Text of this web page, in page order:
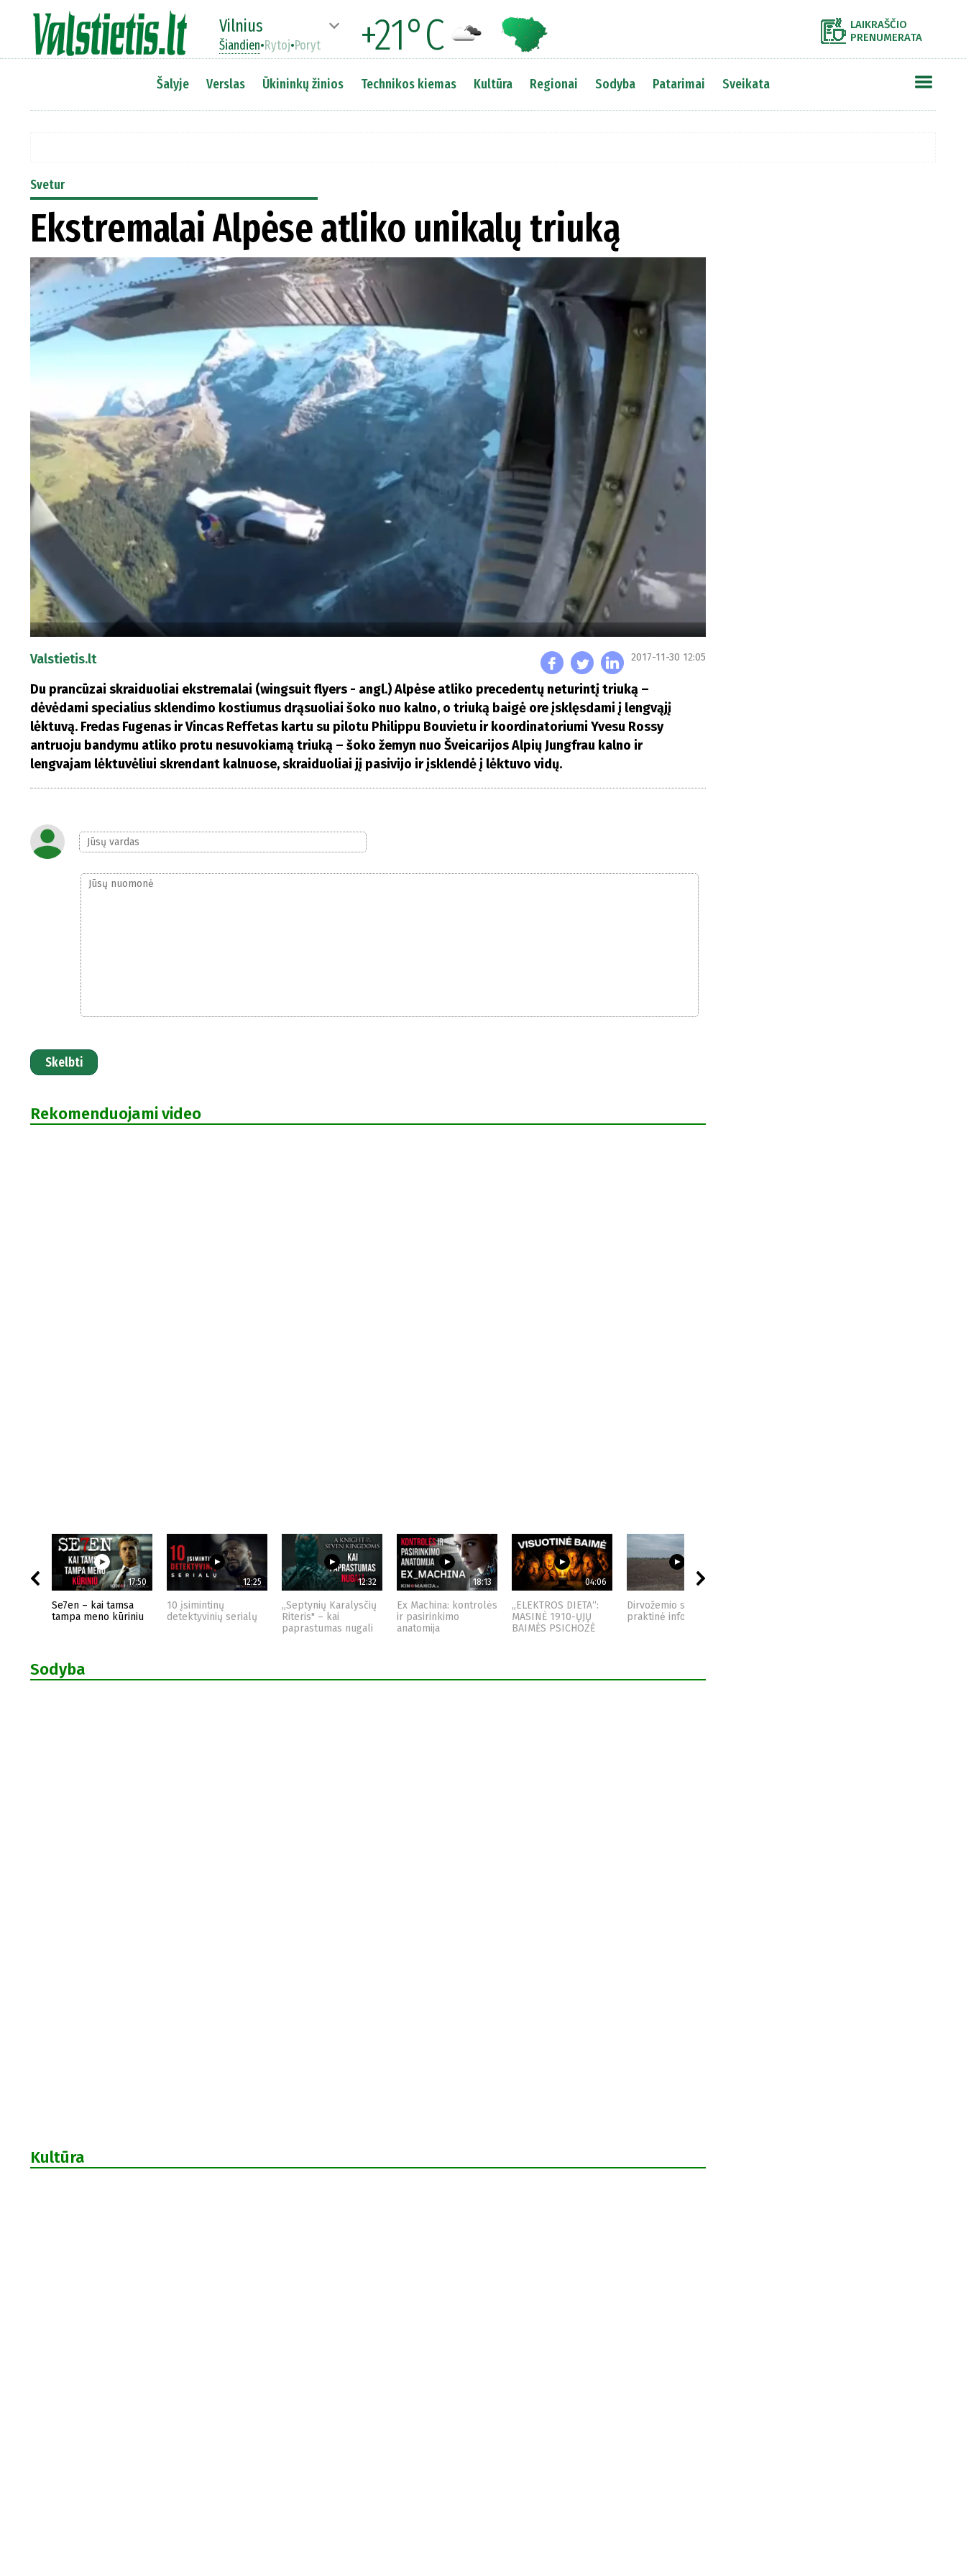
Vilnius +21°C
Šiandien•Rytoj•Poryt
LAIKRAŠČIO
PRENUMERATA
Šalyje Verslas Ūkininkų žinios Technikos kiemas Kultūra Regionai Sodyba Patarimai Sveikata
Svetur
Ekstremalai Alpėse atliko unikalų triuką
Valstietis.lt 2017-11-30 12:05
Du prancūzai skraiduoliai ekstremalai (wingsuit flyers - angl.) Alpėse atliko precedentų neturintį triuką –
dėvėdami specialius sklendimo kostiumus drąsuoliai šoko nuo kalno, o triuką baigė ore įsklęsdami į lengvąjį
lėktuvą. Fredas Fugenas ir Vincas Reffetas kartu su pilotu Philippu Bouvietu ir koordinatoriumi Yvesu Rossy
antruoju bandymu atliko protu nesuvokiamą triuką – šoko žemyn nuo Šveicarijos Alpių Jungfrau kalno ir
lengvajam lėktuvėliui skrendant kalnuose, skraiduoliai jį pasivijo ir įsklendė į lėktuvo vidų.
Skelbti
Rekomenduojami video
17:50
Se7en – kai tamsa
tampa meno kūriniu
12:25
10 įsimintinų
detektyvinių serialų
12:32
„Septynių Karalysčių
Riteris" – kai
paprastumas nugali
18:13
Ex Machina: kontrolės
ir pasirinkimo
anatomija
04:06
„ELEKTROS DIETA“:
MASINĖ 1910-ŲJŲ
BAIMĖS PSICHOZĖ
03:23
Dirvožemio sveikata -
praktinė informacija
Sodyba
Kultūra